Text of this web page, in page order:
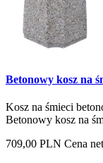
Betonowy kosz na
Kosz na śmieci
Betonowy kosz na
709,00 PLN Cena